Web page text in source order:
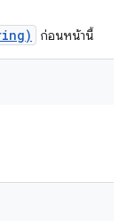
ก่อนหน้านี้